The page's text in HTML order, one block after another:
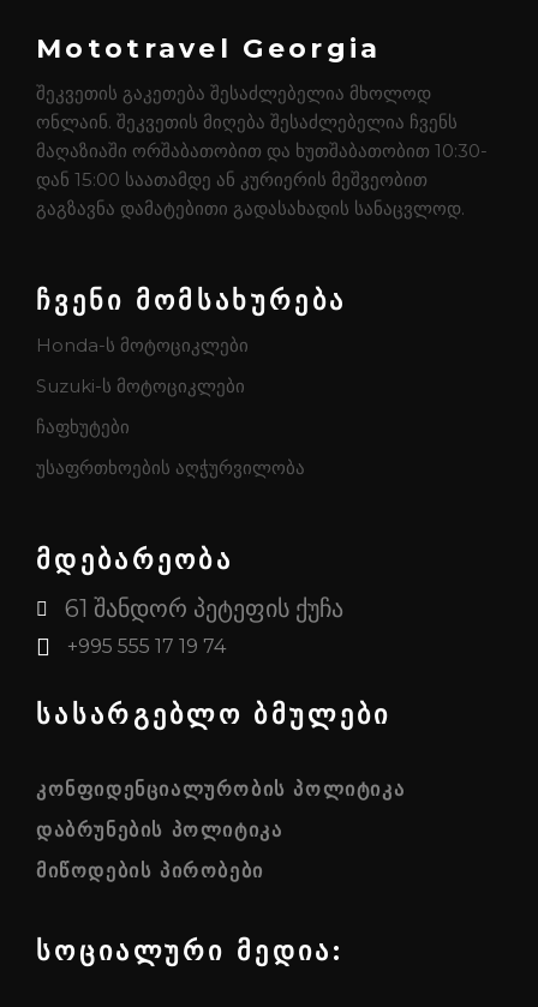
Mototravel Georgia
შეკვეთის გაკეთება შესაძლებელია მხოლოდ
ონლაინ. შეკვეთის მიღება შესაძლებელია ჩვენს
მაღაზიაში ორშაბათობით და ხუთშაბათობით 10:30-
დან 15:00 საათამდე ან კურიერის მეშვეობით
გაგზავნა დამატებითი გადასახადის სანაცვლოდ.
ჩვენი მომსახურება
Honda-ს მოტოციკლები
Suzuki-ს მოტოციკლები
ჩაფხუტები
უსაფრთხოების აღჭურვილობა
მდებარეობა
61 შანდორ პეტეფის ქუჩა
+995 555 17 19 74
სასარგებლო ბმულები
ᲙᲝᲜᲤᲘᲓᲔᲜᲪᲘᲐᲚᲣᲠᲝᲑᲘᲡ ᲞᲝᲚᲘᲢᲘᲙᲐ
ᲓᲐᲑᲠᲣᲜᲔᲑᲘᲡ ᲞᲝᲚᲘᲢᲘᲙᲐ
ᲛᲘᲬᲝᲓᲔᲑᲘᲡ ᲞᲘᲠᲝᲑᲔᲑᲘ
სოციალური მედია: